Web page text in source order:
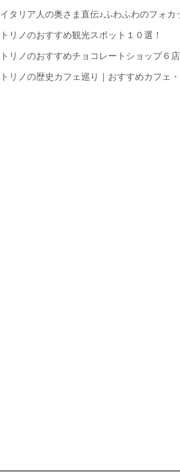
イタリア人の奥さま直伝♪ふわふわのフォカ
トリノのおすすめ観光スポット１０選！
トリノのおすすめチョコレートショップ６店
トリノの歴史カフェ巡り｜おすすめカフェ